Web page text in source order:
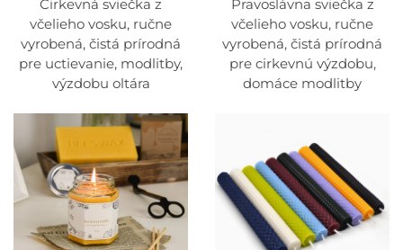
Cirkevná sviečka z
včelieho vosku, ručne
vyrobená, čistá prírodná
pre uctievanie, modlitby,
výzdobu oltára
Pravoslávna sviečka z
včelieho vosku, ručne
vyrobená, čistá prírodná
pre cirkevnú výzdobu,
domáce modlitby